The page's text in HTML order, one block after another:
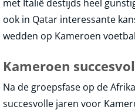
met Italië destijds heel
ook in Qatar interessante
wedden op Kameroen
Kameroen
Na de groepsfase op de
succesvolle jaren voor